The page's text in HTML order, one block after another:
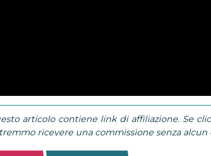
articolo contiene link di affiliazione. Se
ricevere una commissione senza